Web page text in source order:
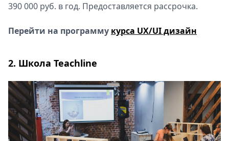
390 000 руб. в год. Предоставляется рассрочка.
Перейти на программу курса UX/UI дизайн
2. Школа Teachline